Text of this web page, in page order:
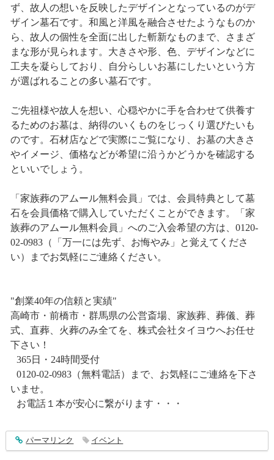
ず、故人の想いを反映したデザインとなっているのがデ
ザイン墓石です。和風と洋風を融合させたようなものか
ら、故人の個性を全面に出した斬新なものまで、さまざ
まな形が見られます。大きさや形、色、デザインなどに
工夫を凝らしており、自分らしいお墓にしたいという方
が選ばれることの多い墓石です。
ご先祖様や故人を想い、心穏やかに手を合わせて供養す
るためのお墓は、納得のいくものをじっくり選びたいも
のです。石材店などで実際にご覧になり、お墓の大きさ
やイメージ、価格などが希望に沿うかどうかを確認する
といいでしょう。
「家族葬のアムール無料会員」では、会員特典として墓
石を会員価格で購入していただくことができます。「家
族葬のアムール無料会員」へのご入会希望の方は、0120-
02-0983（「万一には先ず、お悔やみ」と覚えてくださ
い）までお気軽にご連絡ください。
"創業40年の信頼と実績"
高崎市・前橋市・群馬県の公営斎場、家族葬、葬儀、葬
式、直葬、火葬のみ全てを、株式会社タイヨウへお任せ
下さい！
365日・24時間受付
0120-02-0983（無料電話）まで、お気軽にご連絡を下さ
いませ。
お電話１本が安心に繋がります・・・
entry1361
パーマリンク イベント